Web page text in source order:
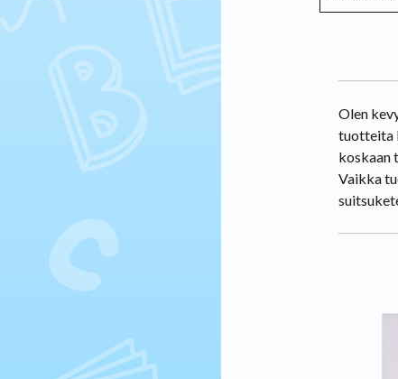
Olen
tuotteita
koskaan
Vaikka